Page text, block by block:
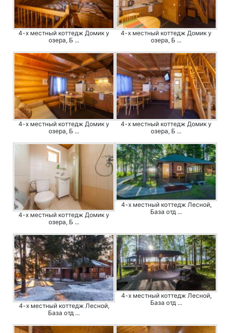
4-х местный коттедж Домик у
озера, Б ...
4-х местный коттедж Домик у
озера, Б ...
4-х местный коттедж Домик у
озера, Б ...
4-х местный коттедж Домик у
озера, Б ...
4-х местный коттедж Домик у
озера, Б ...
4-х местный коттедж Лесной,
База отд ...
4-х местный коттедж Лесной,
База отд ...
4-х местный коттедж Лесной,
База отд ...